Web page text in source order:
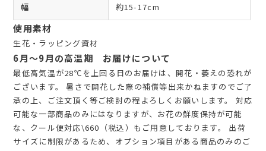
幅 約15-17cm
使用素材
生花・ラッピング資材
6月～9月の高温期 お届けについて
最低高気温が28℃を上回る日のお届けは、開花・萎えの恐れが
ございます。 暑さで開花した際の補償等出来かねますのでご了
承の上、ご注文頂く等ご検討の程よろしくお願いします。 対応
可能な一部商品のみにはなりますが、お花の鮮度保持が可能
な、クール便対応\660（税込）もご用意しております。 出荷
サイズに制限があるため、オプション項目がある商品のみのご